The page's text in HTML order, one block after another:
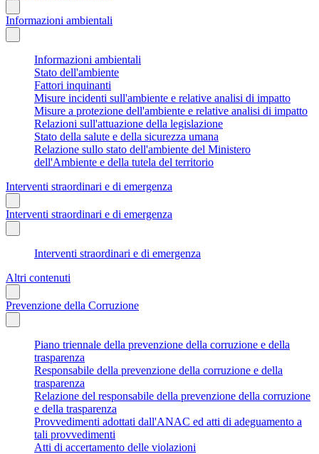
Informazioni ambientali
Informazioni ambientali
Stato dell'ambiente
Fattori inquinanti
Misure incidenti sull'ambiente e relative analisi di impatto
Misure a protezione dell'ambiente e relative analisi di impatto
Relazioni sull'attuazione della legislazione
Stato della salute e della sicurezza umana
Relazione sullo stato dell'ambiente del Ministero
dell'Ambiente e della tutela del territorio
Interventi straordinari e di emergenza
Interventi straordinari e di emergenza
Interventi straordinari e di emergenza
Altri contenuti
Prevenzione della Corruzione
Piano triennale della prevenzione della corruzione e della
trasparenza
Responsabile della prevenzione della corruzione e della
trasparenza
Relazione del responsabile della prevenzione della corruzione
e della trasparenza
Provvedimenti adottati dall'ANAC ed atti di adeguamento a
tali provvedimenti
Atti di accertamento delle violazioni